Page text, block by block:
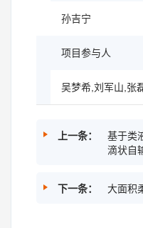
孙吉宁
项目参与人
吴梦希,刘军山,张
上一条：
基于类
滴状自
下一条： 大面积